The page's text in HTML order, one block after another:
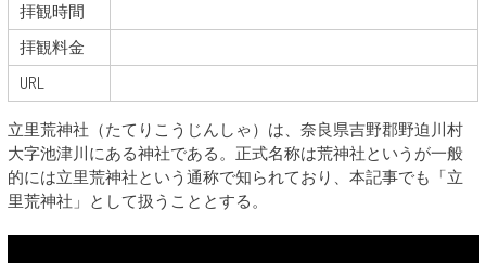
拝観時間
拝観料金
URL
立里荒神社（たてりこうじんしゃ）は、奈良県吉野郡野迫川村
大字池津川にある神社である。正式名称は荒神社というが一般
的には立里荒神社という通称で知られており、本記事でも「立
里荒神社」として扱うこととする。